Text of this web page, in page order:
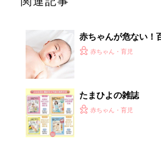
赤ちゃんが危ない！
の予兆。従来の治療
赤ちゃん・育児
たまひよの雑誌
赤ちゃん・育児